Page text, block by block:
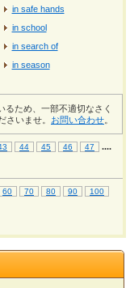
in safe hands
in school
in search of
in season
るため、一部不適切なさく
さいませ。 お問い合わせ
44 45 46 47 ....
60 70 80 90
100